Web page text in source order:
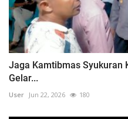
Jaga Kamtibmas Syukuran
Gelar...
User Jun 22, 2026 180